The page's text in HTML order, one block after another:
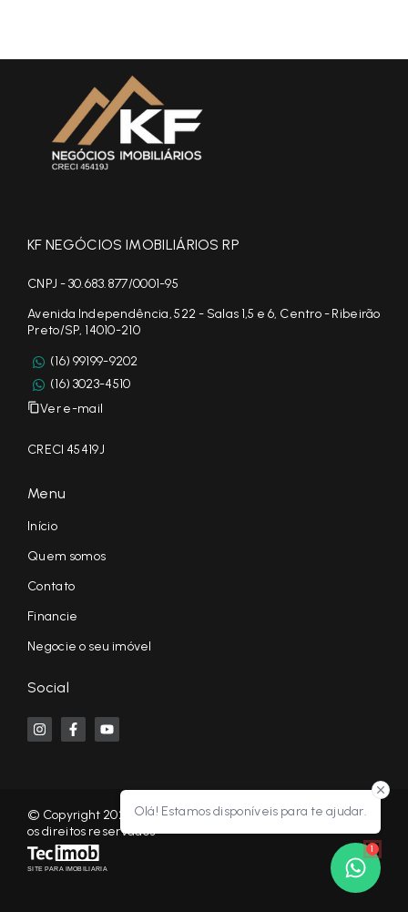
Olá! Estamos disponíveis para te ajudar.
1
KF NEGÓCIOS IMOBILIÁRIOS RP
CNPJ - 30.683.877/0001-95
Avenida Independência, 522 - Salas 1,5 e 6, Centro - Ribeirão
Preto/SP, 14010-210
(16) 99199-9202
(16) 3023-4510
Ver e-mail
CRECI 45419J
Menu
Início
Quem somos
Contato
Financie
Negocie o seu imóvel
Social
© Copyright 2026 - KF NEGÓCIOS IMOBILIÁRIOS RP - Todos
os direitos reservados
SITE PARA IMOBILIARIA